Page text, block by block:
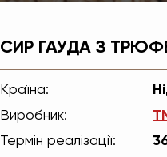
СИР ГАУДА З
Країна:
Виробник:
Термін реалізації: